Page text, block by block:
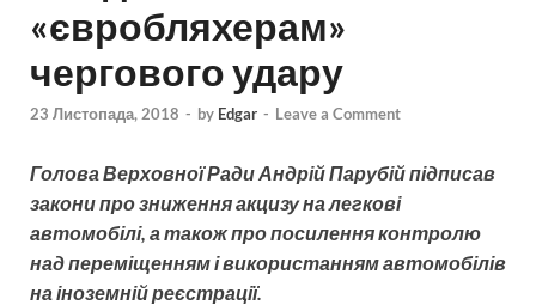
«євробляхерам»
чергового удару
23 Листопада, 2018 - by Edgar - Leave a Comment
Голова Верховної Ради Андрій Парубій підписав
закони про зниження акцизу на легкові
автомобілі, а також про посилення контролю
над переміщенням і використанням автомобілів
на іноземній реєстрації.